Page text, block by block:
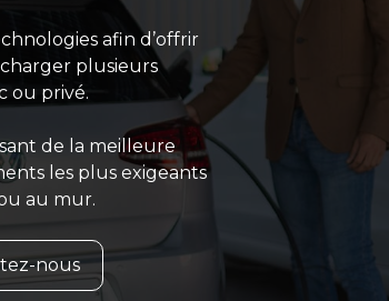
afin d’offrir
plusieurs
ou privé.
de la meilleure
les plus exigeants
au mur.
nous